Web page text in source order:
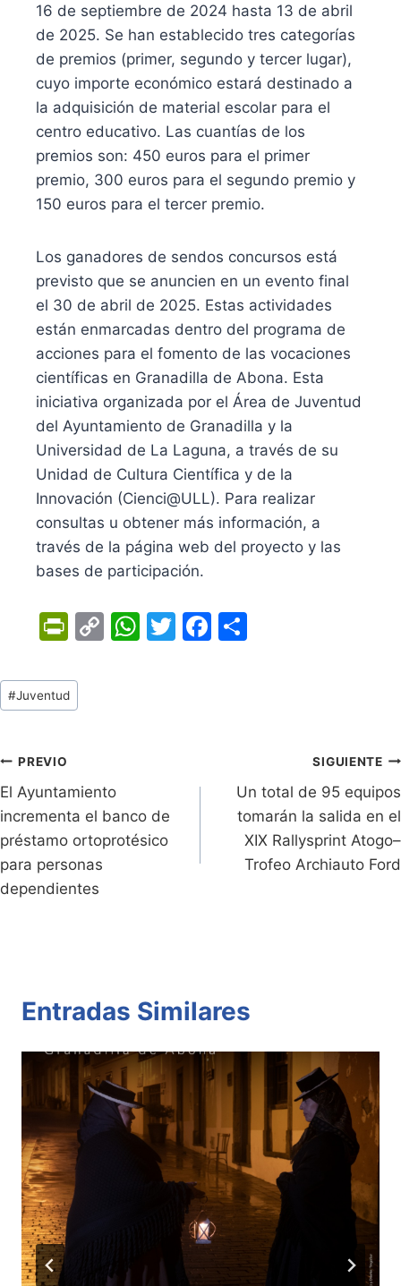
16 de septiembre de 2024 hasta 13 de abril
de 2025. Se han establecido tres categorías
de premios (primer, segundo y tercer lugar),
cuyo importe económico estará destinado a
la adquisición de material escolar para el
centro educativo. Las cuantías de los
premios son: 450 euros para el primer
premio, 300 euros para el segundo premio y
150 euros para el tercer premio.
Los ganadores de sendos concursos está
previsto que se anuncien en un evento final
el 30 de abril de 2025. Estas actividades
están enmarcadas dentro del programa de
acciones para el fomento de las vocaciones
científicas en Granadilla de Abona. Esta
iniciativa organizada por el Área de Juventud
del Ayuntamiento de Granadilla y la
Universidad de La Laguna, a través de su
Unidad de Cultura Científica y de la
Innovación (Cienci@ULL). Para realizar
consultas u obtener más información, a
través de la página web del proyecto y las
bases de participación.
Pr
tF
ri
dl
y
C
k
W T
F
Tags
de
#Juventud
Navegación
de
entradas
PREVIO
El Ayuntamiento
incrementa el banco de
préstamo ortoprotésico
para personas
dependientes
SIGUIENTE
Un total de 95 equipos
tomarán la salida en el
XIX Rallysprint Atogo–
Trofeo Archiauto Ford
Entradas Similares